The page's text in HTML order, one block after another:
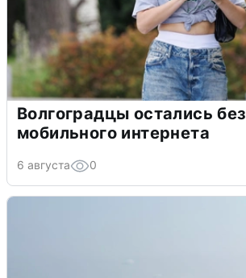
Волгоградцы остались без
мобильного интернета
6 августа 0